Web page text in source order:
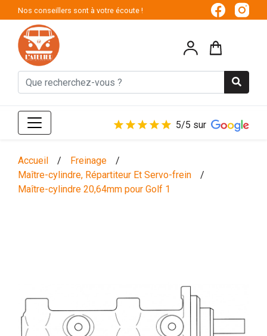
Nos conseillers sont à votre écoute !
5/5 sur
Accueil / Freinage
/
Maître-cylindre, Répartiteur Et Servo-frein
/
Maître-cylindre 20,64mm pour Golf 1